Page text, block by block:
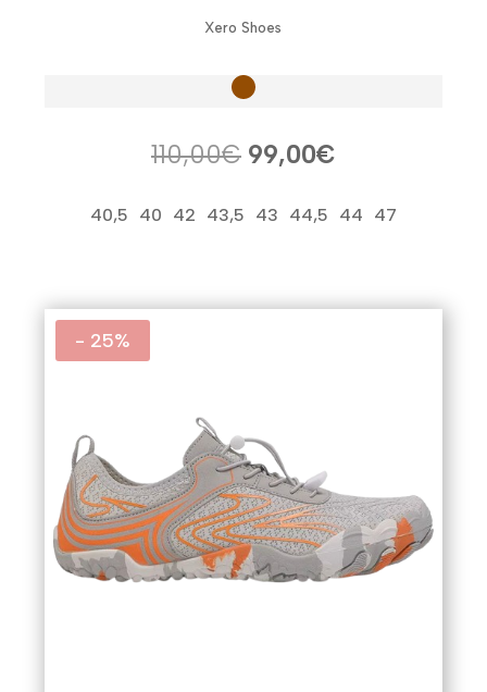
Xero Shoes
110,00€ El
original
99,00€El
actual
40,5 40 42 43,5 43 44,5 44 47
- 25%